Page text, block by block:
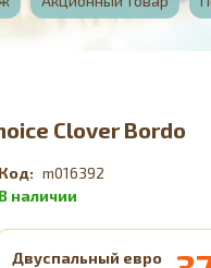
Clover Bordo
m016392
Двуспальный евро